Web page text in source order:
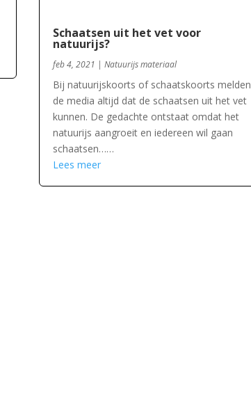
Schaatsen uit het vet voor
natuurijs?
feb 4, 2021 | Natuurijs materiaal
Bij natuurijskoorts of schaatskoorts melden
de media altijd dat de schaatsen uit het vet
kunnen. De gedachte ontstaat omdat het
natuurijs aangroeit en iedereen wil gaan
schaatsen……
Lees meer